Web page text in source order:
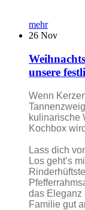
mehr
26 Nov
unsere
Wenn
kulinarische
Kochbox
Lass dich
Los geht’s
das Eleganz
Familie gut